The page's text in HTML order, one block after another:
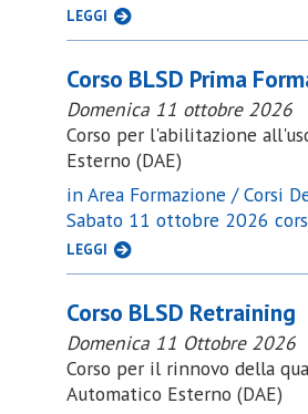
LEGGI
Corso BLSD Prima
Domenica 11 ottobre 2026
Corso per l'abilitazione
Esterno (DAE)
in Area Formazione / Corsi
Sabato 11 ottobre 2026
LEGGI
Corso BLSD Retraining
Domenica 11 Ottobre 2026
Corso per il rinnovo della
Automatico Esterno (DAE)